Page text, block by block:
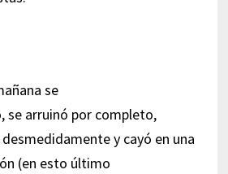
se
se arruinó por completo,
y cayó en una
(en esto último